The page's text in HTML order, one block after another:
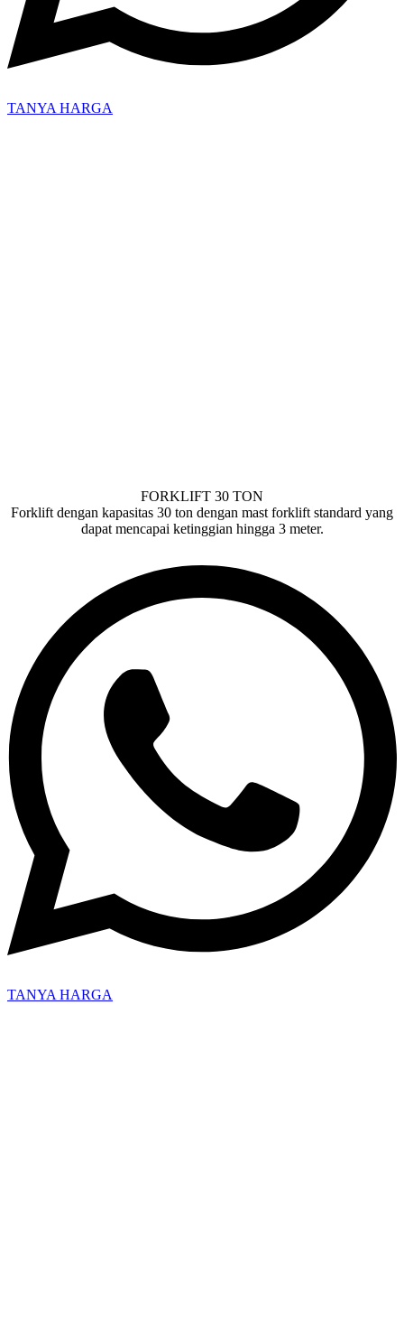
TANYA HARGA
FORKLIFT 30 TON
Forklift dengan kapasitas 30 ton dengan mast forklift standard yang
dapat mencapai ketinggian hingga 3 meter.
TANYA HARGA